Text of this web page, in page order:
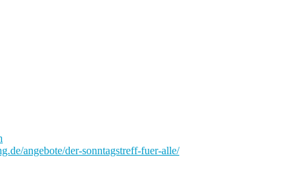
angebote/der-sonntagstreff-fuer-alle/